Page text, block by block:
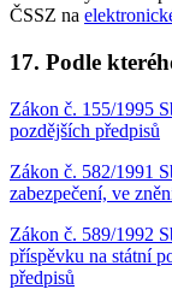
ČSSZ na
17. Podle
Zákon č. 155/1995
pozdějších předpisů
Zákon č. 582/1991
zabezpečení, ve
Zákon č. 589/1992
příspěvku na státní
předpisů